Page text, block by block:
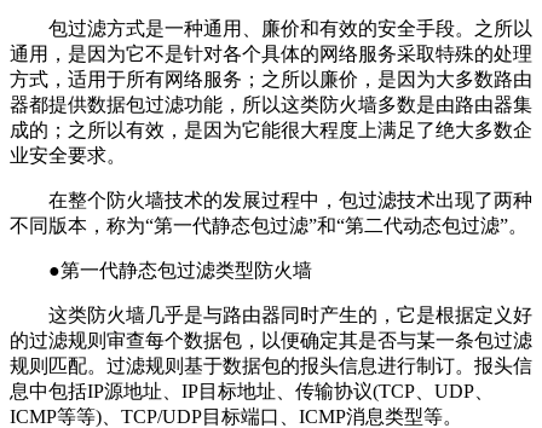
包过滤方式是一种通用、廉价和有效的安全手段。之所以
通用，是因为它不是针对各个具体的网络服务采取特殊的处理
方式，适用于所有网络服务；之所以廉价，是因为大多数路由
器都提供数据包过滤功能，所以这类防火墙多数是由路由器集
成的；之所以有效，是因为它能很大程度上满足了绝大多数企
业安全要求。
在整个防火墙技术的发展过程中，包过滤技术出现了两种
不同版本，称为“第一代静态包过滤”和“第二代动态包过滤”。
●第一代静态包过滤类型防火墙
这类防火墙几乎是与路由器同时产生的，它是根据定义好
的过滤规则审查每个数据包，以便确定其是否与某一条包过滤
规则匹配。过滤规则基于数据包的报头信息进行制订。报头信
息中包括IP源地址、IP目标地址、传输协议(TCP、UDP、
ICMP等等)、TCP/UDP目标端口、ICMP消息类型等。